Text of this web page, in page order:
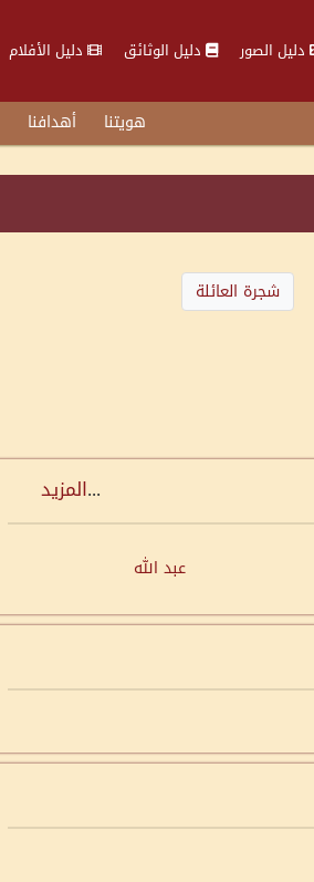
دليل الصور دليل الوثائق دليل الأفلام
هويتنا أهدافنا
شجرة العائلة
...المزيد
عبد الله